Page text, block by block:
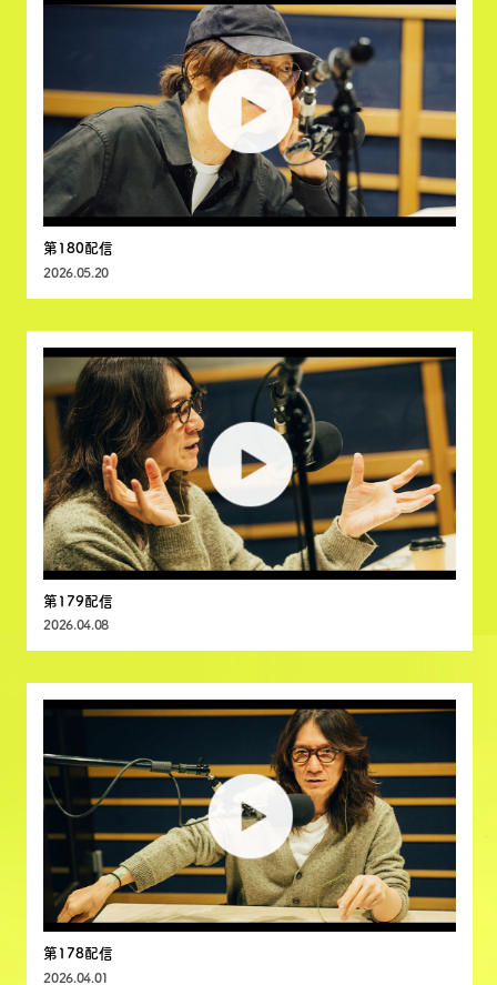
第180配信
2026.05.20
第179配信
2026.04.08
第178配信
2026.04.01